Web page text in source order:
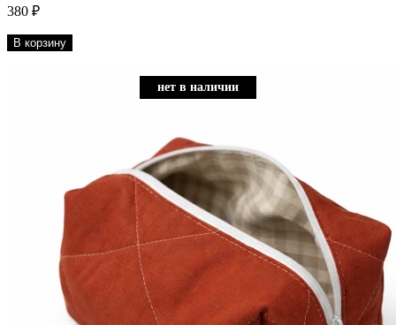
380 ₽
В корзину
нет в наличии
нет в наличии
нет в наличии
нет в наличии
нет в наличии
нет в наличии
нет в наличии
нет в наличии
нет в наличии